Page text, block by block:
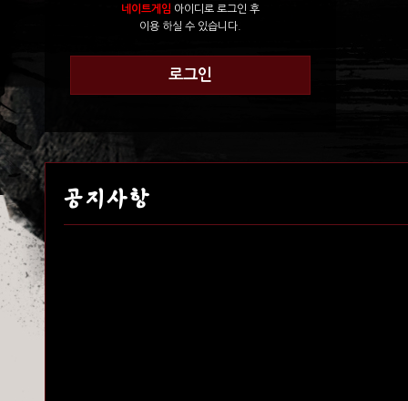
네이트게임 아이디로 로그인 후
이용 하실 수 있습니다.
로그인
공지사항